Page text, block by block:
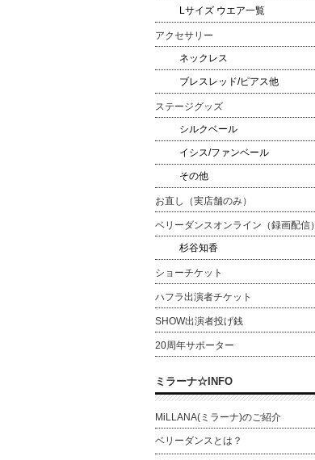
Lサイズ ウエア一覧
アクセサリー
ネックレス
ブレスレッド/ピアス他
ステージグッズ
シルクベール
イシス/ファンベール
その他
お直し（実店舗のみ）
ベリーダンスオンライン（録画配信）
杉谷知香
ショーチケット
ハフラ出演者チケット
SHOW出演者投げ銭
20周年サポーター
ミラーナ☆INFO
MiLLANA(ミラーナ)のご紹介
ベリーダンスとは？